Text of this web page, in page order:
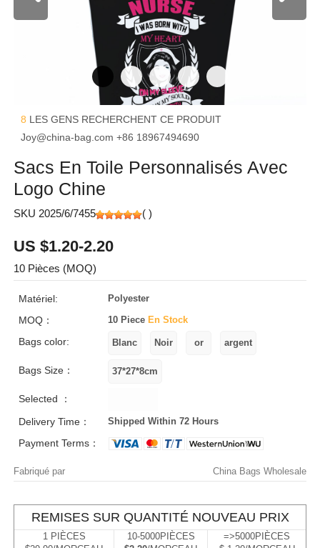
8 LES GENS RECHERCHENT CE PRODUIT
Joy@china-bag.com +86 18967494690
Sacs En Toile Personnalisés Avec
Logo Chine
SKU 2025/6/7455 ( )
US $1.20-2.20
10 Pièces (MOQ)
Matériel: Polyester
MOQ： 10 Piece En Stock
Bags color:
Bags Size：
Selected ：
Delivery Time：
Shipped Within 72 Hours
Payment Terms：
Fabriqué par China Bags Wholesale
REMISES SUR QUANTITÉ NOUVEAU PRIX
1 PIÈCES
10-5000PIÈCES
=>5000PIÈCES